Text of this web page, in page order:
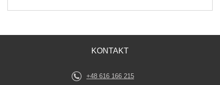
KONTAKT
+48 616 166 215